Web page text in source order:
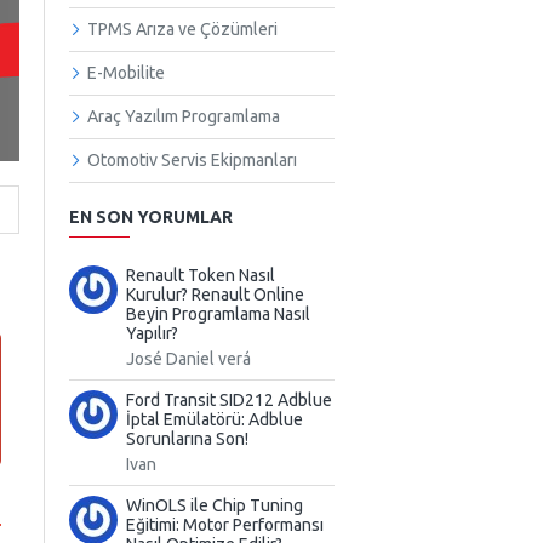
TPMS Arıza ve Çözümleri
E-Mobilite
Araç Yazılım Programlama
Otomotiv Servis Ekipmanları
EN SON YORUMLAR
Renault Token Nasıl
Kurulur? Renault Online
Beyin Programlama Nasıl
Yapılır?
José Daniel verá
Ford Transit SID212 Adblue
İptal Emülatörü: Adblue
Sorunlarına Son!
Ivan
WinOLS ile Chip Tuning
Eğitimi: Motor Performansı